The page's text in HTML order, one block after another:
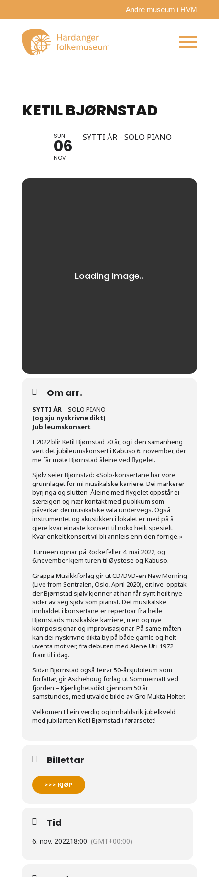
Andre museum i HVM
KETIL BJØRNSTAD
SUN
06
NOV
SYTTI ÅR - SOLO PIANO
Om arr.
SYTTI ÅR– SOLO PIANO
(og sju nyskrivne dikt)
Jubileumskonsert
I 2022 blir Ketil Bjørnstad 70 år, og i den samanheng
vert det jubileumskonsert i Kabuso 6. november, der
me får møte Bjørnstad åleine ved flygelet.
Sjølv seier Bjørnstad: «Solo-konsertane har vore
grunnlaget for mi musikalske karriere. Dei markerer
byrjinga og slutten. Åleine med flygelet oppstår ei
særeigen og nær kontakt med publikum som
påverkar dei musikalske vala undervegs. Også
instrumentet og akustikken i lokalet er med på å
gjere kvar einaste konsert til noko heilt spesielt.
Kvar enkelt konsert vil bli annleis enn den forrige.»
Turneen opnar på Rockefeller 4. mai 2022, og
6.november kjem turen til Øystese og Kabuso.
Grappa Musikkforlag gir ut CD/DVD-en New Morning
(Live from Sentralen, Oslo, April 2020), eit live-opptak
der Bjørnstad sjølv kjenner at han får synt heilt nye
sider av seg sjølv som pianist. Det musikalske
innhaldet i konsertane er repertoar fra heile
Bjørnstads musikalske karriere, men og nye
komposisjonar og improvisasjonar. På same måten
kan dei nyskrivne dikta by på både gamle og helt
uventa motiver, fra debuten med Alene Ut i 1972
fram til i dag.
Sidan Bjørnstad også feirar 50-årsjubileum som
forfattar, gir Aschehoug forlag ut Sommernatt ved
fjorden – Kjærlighetsdikt gjennom 50 år
samstundes, med utvalde bilde av Gro Mukta Holter.
Velkomen til ein verdig og innhaldsrik jubelkveld
med jubilanten Ketil Bjørnstad i førarsetet!
Billettar
>>> KJØP
Tid
6. nov. 202218:00 (GMT+00:00)